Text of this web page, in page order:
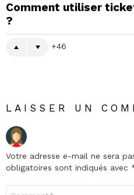
Comment utiliser
?
46
LAISSER UN
Votre adresse e-mail ne sera
obligatoires sont indiqués avec